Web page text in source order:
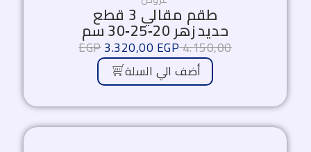
طقم مقالي 3 قطع
حديد زهر 20‑25‑30 سم
4.150,00
EGP3.320,00EGP
أضف الي السلة